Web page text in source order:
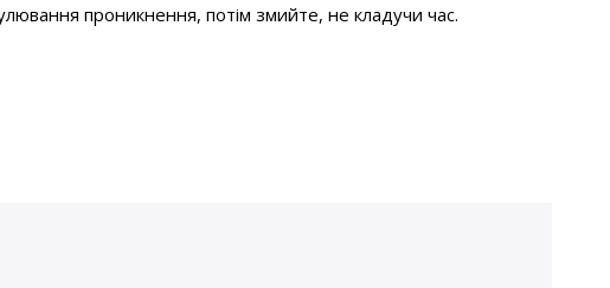
проникнення, потім змийте, не кладучи час.